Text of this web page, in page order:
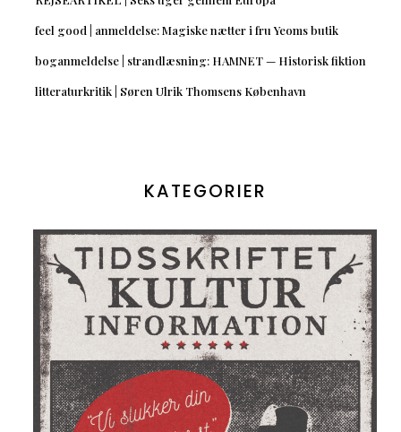
feel good | anmeldelse: Magiske nætter i fru Yeoms butik
boganmeldelse | strandlæsning: HAMNET — Historisk fiktion
litteraturkritik | Søren Ulrik Thomsens København
KATEGORIER